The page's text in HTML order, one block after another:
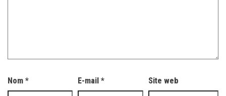
Nom * E-mail* Site web